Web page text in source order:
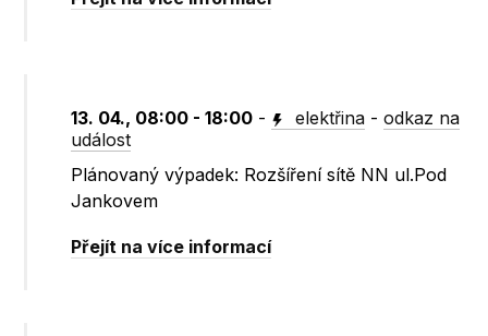
13. 04., 08:00 - 18:00 - elektřina -odkaz na
událost
Plánovaný výpadek: Rozšíření sítě NN ul.Pod
Jankovem
Přejít na více informací